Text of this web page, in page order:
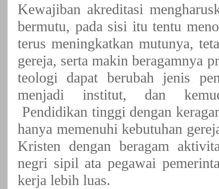
Kewajiban akreditasi
bermutu, pada sisi itu tentu
terus meningkatkan mutunya,
gereja, serta makin beragamnya
teologi dapat berubah jenis
menjadi institut, dan
Pendidikan tinggi dengan
hanya memenuhi kebutuhan
Kristen dengan beragam
negri sipil ata pegawai
kerja lebih luas.